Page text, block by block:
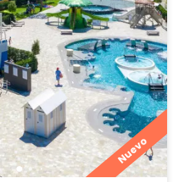
Nuevo